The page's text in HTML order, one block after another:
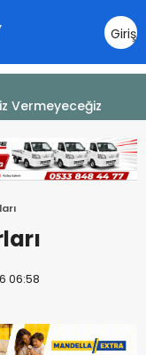
Giriş
Yap
DEK YAŞAYACAK”
06:58